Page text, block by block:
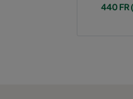
440 FR